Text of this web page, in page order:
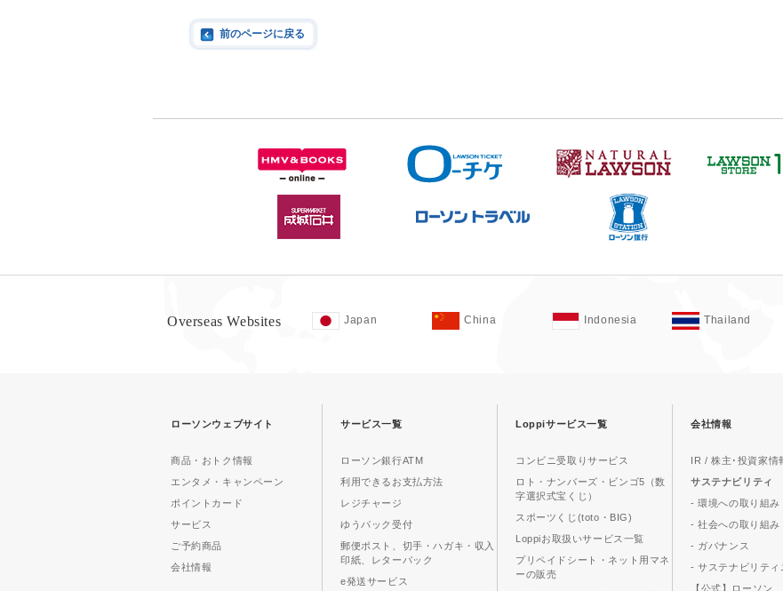
前のページに戻る
Overseas Websites Japan China Indonesia Thailand
ローソンウェブサイト
商品・おトク情報
エンタメ・キャンペーン
ポイントカード
サービス
ご予約商品
会社情報
サービス一覧
ローソン銀行ATM
利用できるお支払方法
レジチャージ
ゆうパック受付
郵便ポスト、切手・ハガキ・収入
印紙、レターパック
e発送サービス
Loppiサービス一覧
コンビニ受取りサービス
ロト・ナンバーズ・ビンゴ5（数
字選択式宝くじ）
スポーツくじ(toto・BIG)
Loppiお取扱いサービス一覧
プリペイドシート・ネット用マネ
ーの販売
会社情報
IR / 株主･投資家情
サステナビリティ
- 環境への取り組み
- 社会への取り組み
- ガバナンス
- サステナビリティ
【公式】ローソン